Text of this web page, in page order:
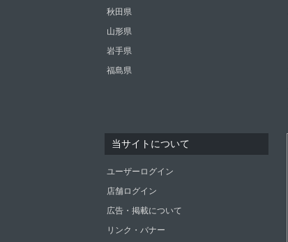
秋田県
山形県
岩手県
福島県
当サイトについて
ユーザーログイン
店舗ログイン
広告・掲載について
リンク・バナー